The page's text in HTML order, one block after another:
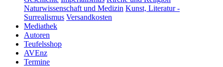
Naturwissenschaft und Medizin Kunst, Literatur -
Surrealismus Versandkosten
Mediathek
Autoren
Teufelsshop
AVEnz
Termine